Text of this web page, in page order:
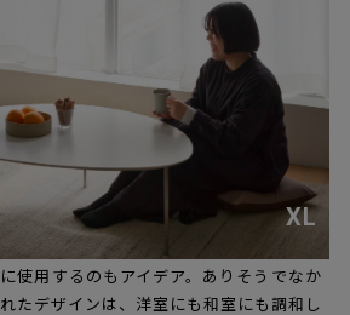
XL
使用するのもアイデア。ありそうでなか
たデザインは、洋室にも和室にも調和し